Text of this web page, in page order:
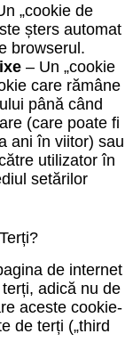
„cookie de
șters automat
browserul.
– Un „cookie
care rămâne
până când
(care poate fi
ani în viitor) sau
utilizator în
setărilor
de internet
adică nu de
aceste cookie-
de terți („third